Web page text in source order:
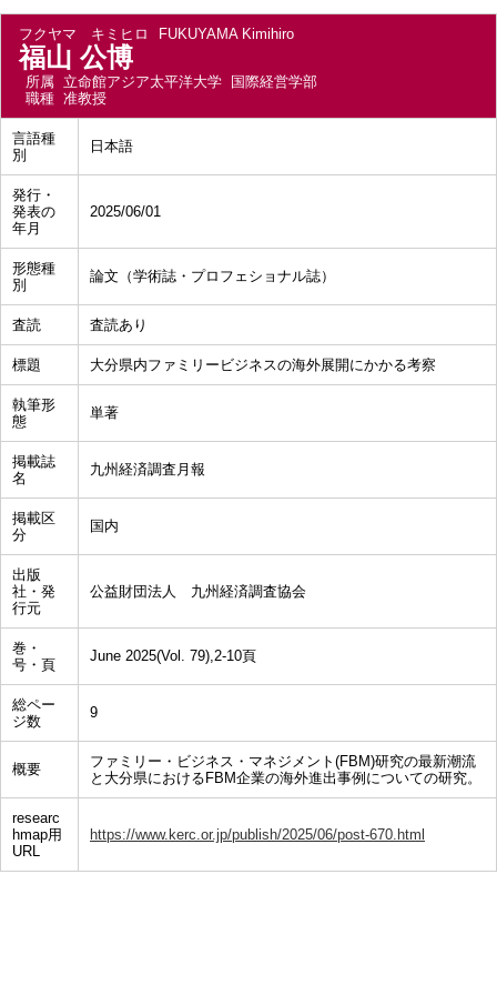
フクヤマ キミヒロ FUKUYAMA Kimihiro
福山 公博
所属 立命館アジア太平洋大学 国際経営学部
職種 准教授
言語種
別
日本語
発行・
発表の
年月
2025/06/01
形態種
別
論文（学術誌・プロフェショナル誌）
査読 査読あり
標題 大分県内ファミリービジネスの海外展開にかかる考察
執筆形
態
単著
掲載誌
名
九州経済調査月報
掲載区
分
国内
出版
社・発
行元
公益財団法人 九州経済調査協会
巻・
号・頁
June 2025(Vol. 79),2-10頁
総ペー
ジ数
9
概要
ファミリー・ビジネス・マネジメント(FBM)研究の最新潮流
と大分県におけるFBM企業の海外進出事例についての研究。
researc
hmap用
URL
https://www.kerc.or.jp/publish/2025/06/post-670.html